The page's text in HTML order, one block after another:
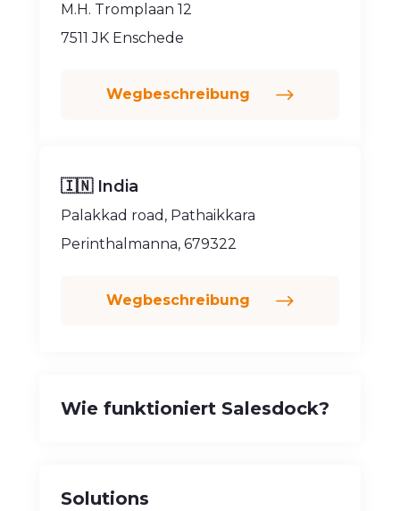
M.H. Tromplaan 12
7511 JK Enschede
Wegbeschreibung
🇮🇳 India
Palakkad road, Pathaikkara
Perinthalmanna, 679322
Wegbeschreibung
Wie funktioniert Salesdock?
Solutions